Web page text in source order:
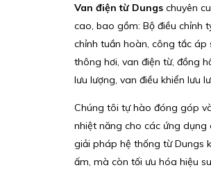
Van điện từ Dungschuyên
cao, bao gồm: Bộ điều chỉnh
chỉnh tuần hoàn, công tắc áp
thông hơi, van điện từ, đồng
lưu lượng, van điều khiển lưu
Chúng tôi tự hào đóng góp
nhiệt năng cho các ứng
giải pháp hệ thống từ Dungs
ấm, mà còn tối ưu hóa hiệu